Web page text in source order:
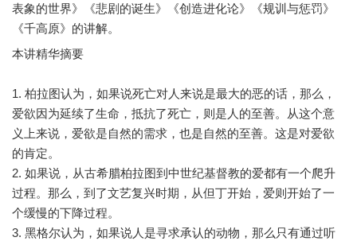
表象的世界》《悲剧的诞生》《创造进化论》《规训与惩罚》
本讲精华摘要
1. 柏拉图认为，如果说死亡对人来说是最大的恶的话，那么，
爱欲因为延续了生命，抵抗了死亡，则是人的至善。从这个意
义上来说，爱欲是自然的需求，也是自然的至善。这是对爱欲
的肯定。
2. 如果说，从古希腊柏拉图到中世纪基督教的爱都有一个爬升
过程。那么，到了文艺复兴时期，从但丁开始，爱则开始了一
个缓慢的下降过程。
3. 黑格尔认为，如果说人是寻求承认的动物，那么只有通过听